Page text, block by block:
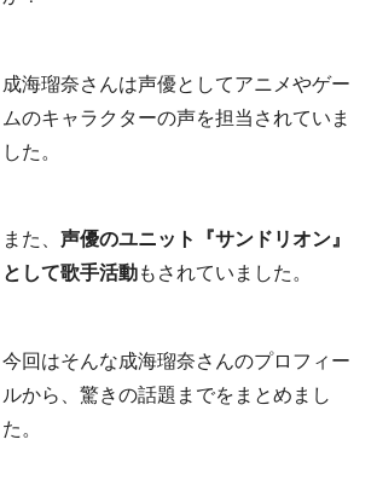
成海瑠奈さんは声優としてアニメやゲー
ムのキャラクターの声を担当されていま
した。
また、声優のユニット『サンドリオン』
として歌手活動もされていました。
今回はそんな成海瑠奈さんのプロフィー
ルから、驚きの話題までをまとめまし
た。